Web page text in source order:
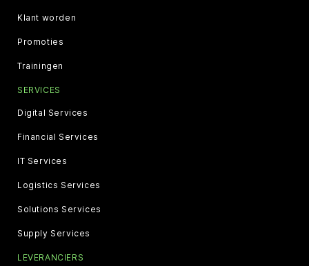
Klant worden
Promoties
Trainingen
SERVICES
Digital Services
Financial Services
IT Services
Logistics Services
Solutions Services
Supply Services
LEVERANCIERS